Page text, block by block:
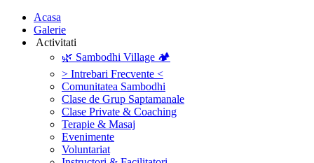
‎Acasa
Galerie
‎ ‎Activitati‎
🌿 Sambodhi Village 🏕️
> Intrebari Frecvente <
Comunitatea Sambodhi
Clase de Grup Saptamanale
Clase Private & Coaching
Terapie & Masaj
‎Evenimente
Voluntariat